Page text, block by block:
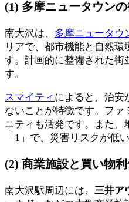
(1) 多摩ニュータウン
南大沢は、 多摩ニュータウ
リアで、都市機能と自然環
す。計画的に整備された街
す。
スマイティ によると、治安
ないことが特徴です。ファ
ニティも活発です。また、
「1」で、災害リスクが低
(2) 商業施設と買い物
南大沢駅周辺には、 三井ア